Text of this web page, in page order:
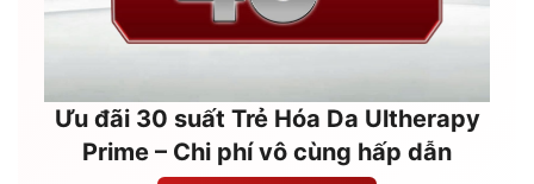
Ưu đãi 30 suất Trẻ Hóa Da Ultherapy
Prime – Chi phí vô cùng hấp dẫn